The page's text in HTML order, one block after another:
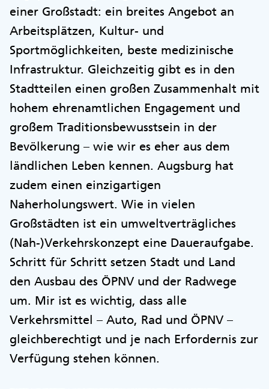
einer Großstadt: ein breites Angebot an
Arbeitsplätzen, Kultur- und
Sportmöglichkeiten, beste medizinische
Infrastruktur. Gleichzeitig gibt es in den
Stadtteilen einen großen Zusammenhalt mit
hohem ehrenamtlichen Engagement und
großem Traditionsbewusstsein in der
Bevölkerung – wie wir es eher aus dem
ländlichen Leben kennen. Augsburg hat
zudem einen einzigartigen
Naherholungswert. Wie in vielen
Großstädten ist ein umweltverträgliches
(Nah-)Verkehrskonzept eine Daueraufgabe.
Schritt für Schritt setzen Stadt und Land
den Ausbau des ÖPNV und der Radwege
um. Mir ist es wichtig, dass alle
Verkehrsmittel – Auto, Rad und ÖPNV –
gleichberechtigt und je nach Erfordernis zur
Verfügung stehen können.